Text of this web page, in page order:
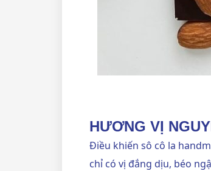
HƯƠNG VỊ
Điều khiến sô cô la
chỉ có vị đắng dịu, béo